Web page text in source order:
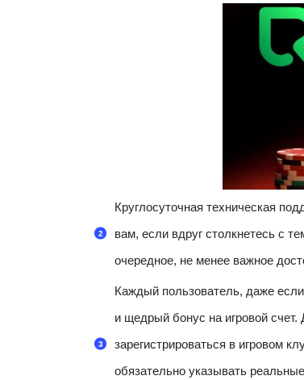
Круглосуточная техническая
вам, если вдруг столкнетесь с
очередное, не менее важное
Каждый пользователь, даже
и щедрый бонус на игровой
зарегистрироваться в игровом
обязательно указывать